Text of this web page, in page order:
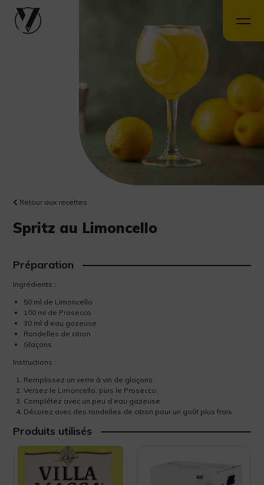
Retour aux recettes
Spritz au Limoncello
Préparation
Ingrédients :
50 ml de Limoncello
100 ml de Prosecco
30 ml d’eau gazeuse
Rondelles de citron
Glaçons
Instructions :
Remplissez un verre à vin de glaçons.
Versez le Limoncello, puis le Prosecco.
Complétez avec un peu d’eau gazeuse.
Décorez avec des rondelles de citron pour un goût plus frais.
Produits utilisés